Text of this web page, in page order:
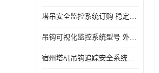
塔吊安全监控系统订购 稳定性高 结构清晰稳定
吊钩可视化监控系统型号 外观简洁大方 信号稳定 抗干扰性强
宿州塔机吊钩追踪安全系统厂家 提高工作效率 结构清晰稳定